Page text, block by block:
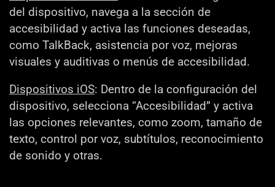
del dispositivo, navega a la sección de
accesibilidad y activa las funciones deseadas,
como TalkBack, asistencia por voz, mejoras
visuales y auditivas o menús de accesibilidad.
Dispositivos iOS: Dentro de la configuración del
dispositivo, selecciona “Accesibilidad” y activa
las opciones relevantes, como zoom, tamaño de
texto, control por voz, subtítulos, reconocimiento
de sonido y otras.